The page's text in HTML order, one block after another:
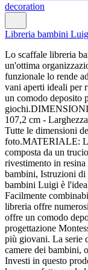
Libreria bambini
Lo scaffale libreria
un'ottima
funzionale lo rende
vani aperti ideali per
un comodo deposito
107,2 cm -
Tutte le dimensioni
foto.MATERIALE:
composta da un
rivestimento in
bambini, Istruzioni
bambini Luigi è
Facilmente
libreria offre
offre un comodo
progettazione
più giovani. La serie
camere dei bambini,
Investi in questo